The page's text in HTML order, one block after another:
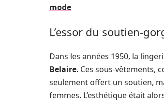
mode
L’essor du soutien-
Dans les années 1950, la
Belaire. Ces sous-vêtements,
seulement offert un soutien,
femmes. L’esthétique était